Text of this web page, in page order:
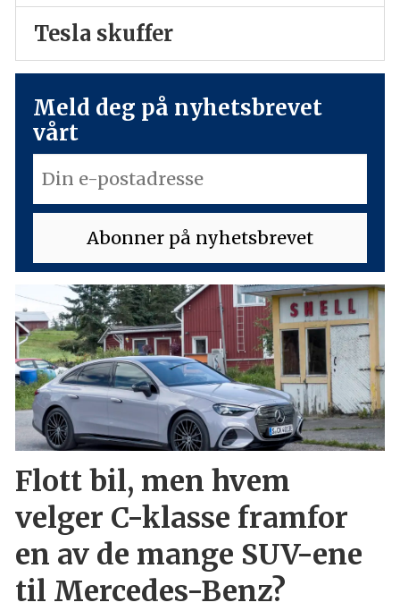
Tesla skuffer
Meld deg på nyhetsbrevet
vårt
Flott bil, men hvem
velger C-klasse framfor
en av de mange SUV-ene
til Mercedes-Benz?